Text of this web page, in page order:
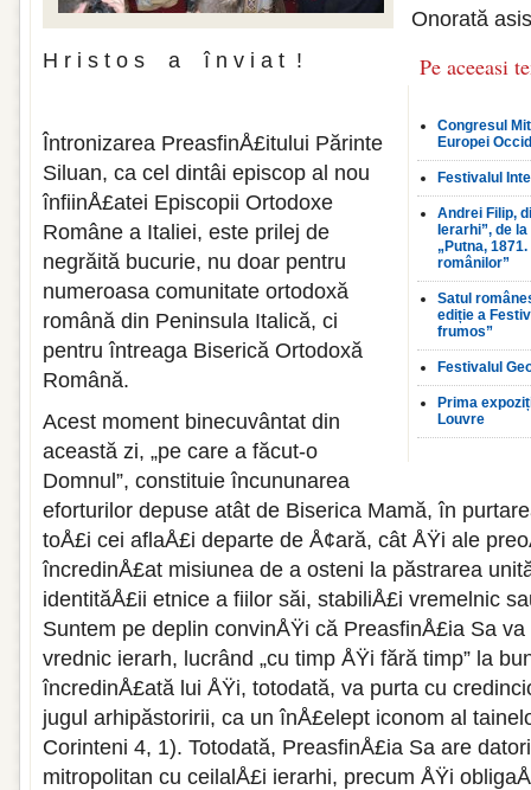
Pe aceeasi
Congresul
Europei
Festivalul
Andrei Filip,
Ierarhi”, de
„Putna,
românilor”
Satul
ediție a
frumos”
Festivalul
Prima
Louvre
Onorată
H r i s t o s a î n v i a t !
Întronizarea PreasfinÅ£itului Părinte
Siluan, ca cel dintâi episcop al nou
înfiinÅ£atei Episcopii Ortodoxe
Române a Italiei, este prilej de
negrăită bucurie, nu doar pentru
numeroasa comunitate ortodoxă
română din Peninsula Italică, ci
pentru întreaga Biserică Ortodoxă
Română.
Acest moment binecuvântat din
această zi, „pe care a făcut-o
Domnul”, constituie încununarea
eforturilor depuse atât de Biserica Mamă, în
toÅ£i cei aflaÅ£i departe de Å¢ară, cât ÅŸi ale
încredinÅ£at misiunea de a osteni la păstrarea
identităÅ£ii etnice a fiilor săi, stabiliÅ£i vremelnic
Suntem pe deplin convinÅŸi că PreasfinÅ£ia Sa
vrednic ierarh, lucrând „cu timp ÅŸi fără timp” la
încredinÅ£ată lui ÅŸi, totodată, va purta cu
jugul arhipăstoririi, ca un înÅ£elept iconom al
Corinteni 4, 1). Totodată, PreasfinÅ£ia Sa are
mitropolitan cu ceilalÅ£i ierarhi, precum ÅŸi